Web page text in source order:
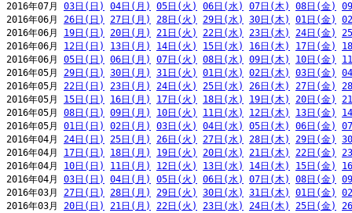
2016年07月 03日(日) 04日(月) 05日(火) 06日(水) 07日(木) 08日(金)
2016年06月 26日(日) 27日(月) 28日(火) 29日(水) 30日(木) 01日(金)
2016年06月 19日(日) 20日(月) 21日(火) 22日(水) 23日(木) 24日(金)
2016年06月 12日(日) 13日(月) 14日(火) 15日(水) 16日(木) 17日(金)
2016年06月 05日(日) 06日(月) 07日(火) 08日(水) 09日(木) 10日(金)
2016年05月 29日(日) 30日(月) 31日(火) 01日(水) 02日(木) 03日(金)
2016年05月 22日(日) 23日(月) 24日(火) 25日(水) 26日(木) 27日(金)
2016年05月 15日(日) 16日(月) 17日(火) 18日(水) 19日(木) 20日(金)
2016年05月 08日(日) 09日(月) 10日(火) 11日(水) 12日(木) 13日(金)
2016年05月 01日(日) 02日(月) 03日(火) 04日(水) 05日(木) 06日(金)
2016年04月 24日(日) 25日(月) 26日(火) 27日(水) 28日(木) 29日(金)
2016年04月 17日(日) 18日(月) 19日(火) 20日(水) 21日(木) 22日(金)
2016年04月 10日(日) 11日(月) 12日(火) 13日(水) 14日(木) 15日(金)
2016年04月 03日(日) 04日(月) 05日(火) 06日(水) 07日(木) 08日(金)
2016年03月 27日(日) 28日(月) 29日(火) 30日(水) 31日(木) 01日(金)
2016年03月 20日(日) 21日(月) 22日(火) 23日(水) 24日(木) 25日(金)